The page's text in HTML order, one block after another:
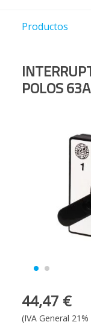
Productos
POLOS 63A
44,47 €
(IVA General